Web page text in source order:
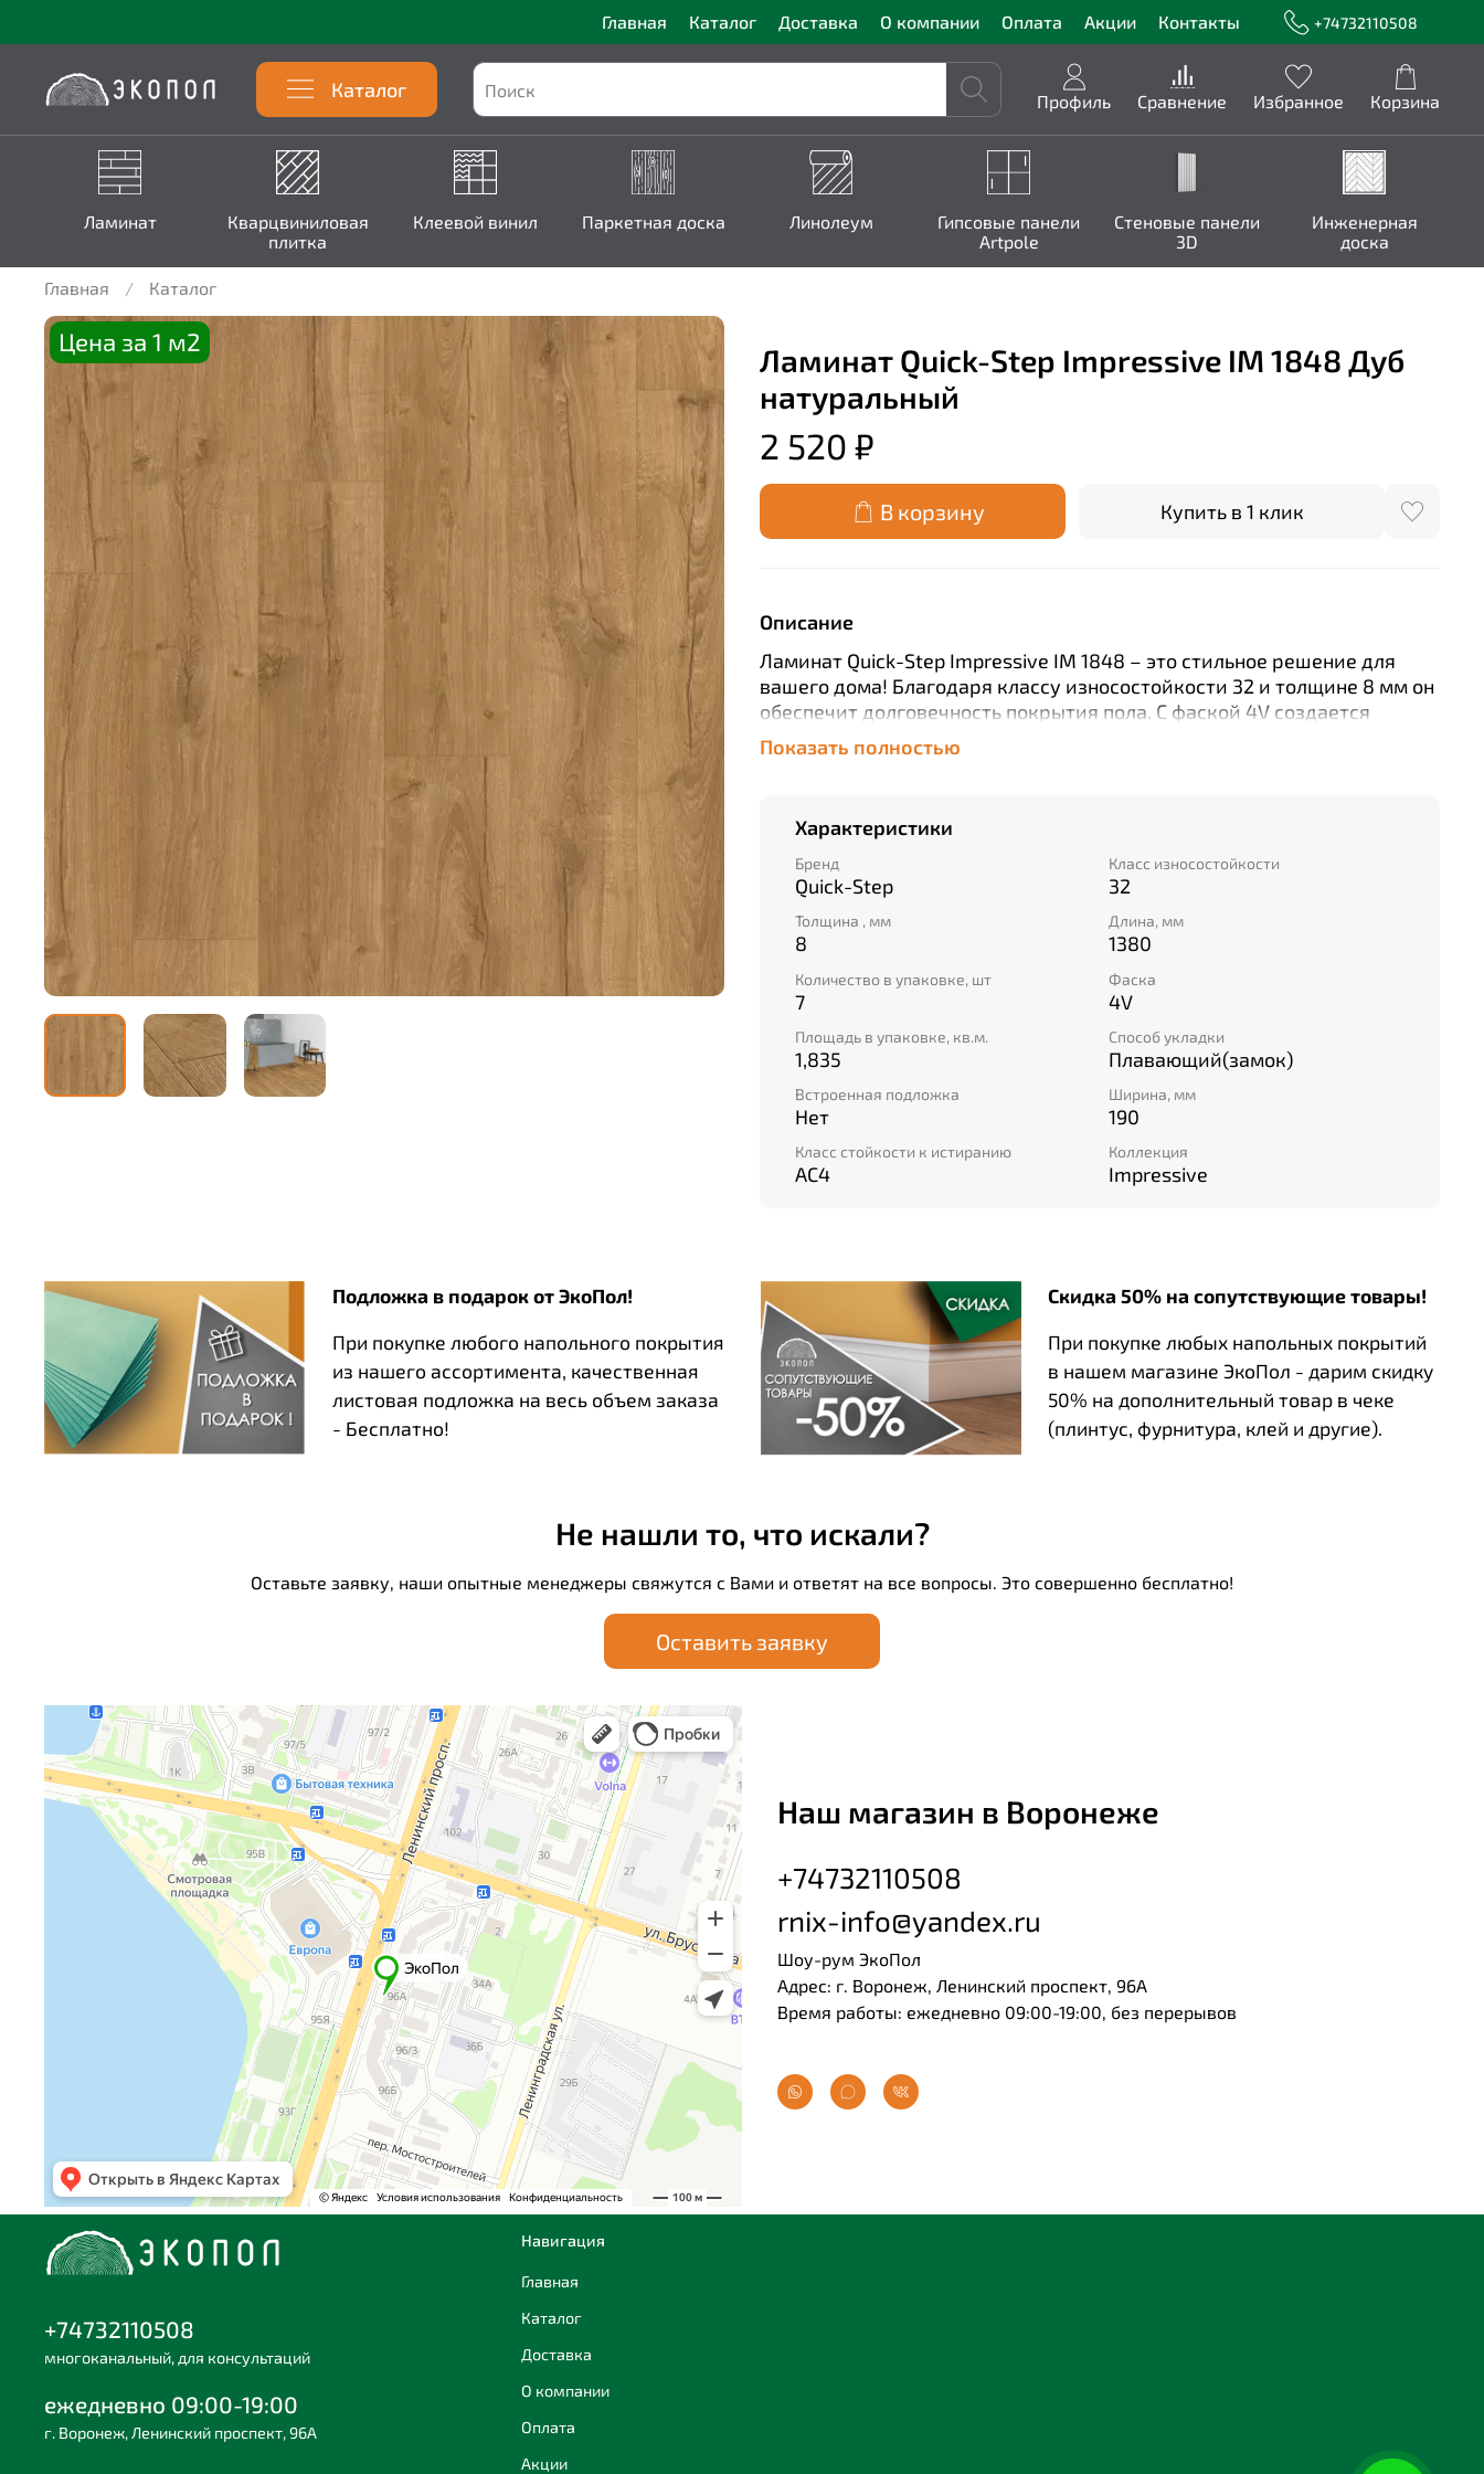
Главная Каталог Доставка О компании Оплата Акции Контакты +74732110508
Каталог Профиль Сравнение Избранное Корзина
Ламинат
Кварцвиниловая
плитка
Клеевой винил Паркетная доска Линолеум
Гипсовые панели
Artpole
Стеновые панели
3D
Инженерная
доска
Главная Каталог
Цена за 1 м2
Ламинат Quick-Step Impressive IM 1848 Дуб
натуральный
2 520 ₽
В корзину Купить в 1 клик
Описание
Ламинат Quick-Step Impressive IM 1848 – это стильное решение для
вашего дома! Благодаря классу износостойкости 32 и толщине 8 мм он
обеспечит долговечность покрытия пола. С фаской 4V создается
эффект сплошного полотна без видимых стыков между панелями. За
счет замкового способа укладки монтаж осуществляется быстро и
Приобретайте прямо сейчас по привлекательной цене!
Показать полностью
Характеристики
Бренд
Quick-Step
Класс износостойкости
32
Толщина , мм
8
Длина, мм
1380
Количество в упаковке, шт
7
Фаска
4V
Площадь в упаковке, кв.м.
1,835
Способ укладки
Плавающий(замок)
Встроенная подложка
Нет
Ширина, мм
190
Класс стойкости к истиранию
AC4
Коллекция
Impressive
Подложка в подарок от ЭкоПол!
При покупке любого напольного покрытия
из нашего ассортимента, качественная
листовая подложка на весь объем заказа
- Бесплатно!
Скидка 50% на сопутствующие товары!
При покупке любых напольных покрытий
в нашем магазине ЭкоПол - дарим скидку
50% на дополнительный товар в чеке
(плинтус, фурнитура, клей и другие).
Не нашли то, что искали?
Оставьте заявку, наши опытные менеджеры свяжутся с Вами и ответят на все вопросы. Это совершенно бесплатно!
Оставить заявку
Наш магазин в Воронеже
+74732110508
rnix-info@yandex.ru
Шоу-рум ЭкоПол
Адрес: г. Воронеж, Ленинский проспект, 96А
Время работы: ежедневно 09:00-19:00, без перерывов
Навигация
Главная
Каталог
Доставка
О компании
Оплата
Акции
+74732110508
многоканальный, для консультаций
ежедневно 09:00-19:00
г. Воронеж, Ленинский проспект, 96А